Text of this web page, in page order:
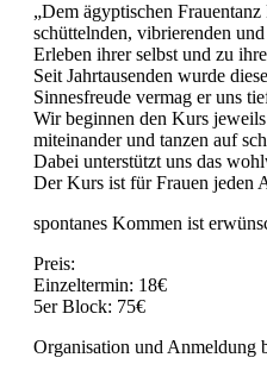
„Dem ägyptischen
schüttelnden, vibrierenden
Erleben ihrer selbst und zu
Seit Jahrtausenden wurde
Sinnesfreude vermag er uns
Wir beginnen den Kurs
miteinander und tanzen auf
Dabei unterstützt uns das
Der Kurs ist für Frauen jeden
spontanes Kommen ist
Preis:
Einzeltermin: 18€
5er Block: 75€
Organisation und Anmeldung